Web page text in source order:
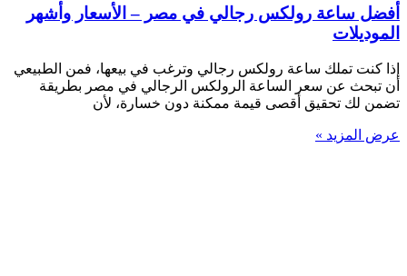
أفضل ساعة رولكس رجالي في مصر – الأسعار وأشهر
الموديلات
إذا كنت تملك ساعة رولكس رجالي وترغب في بيعها، فمن الطبيعي
أن تبحث عن سعر الساعة الرولكس الرجالي في مصر بطريقة
تضمن لك تحقيق أقصى قيمة ممكنة دون خسارة، لأن
عرض المزيد »